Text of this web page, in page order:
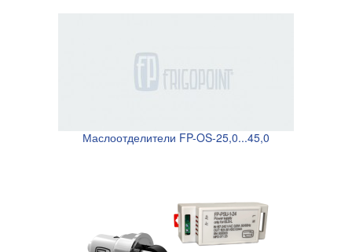
Маслоотделители FP-OS-25,0...45,0